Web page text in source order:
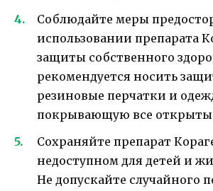
Соблюдайте меры
использовании препарата
защиты собственного
рекомендуется носить
резиновые перчатки и
покрывающую все
Сохраняйте препарат
недоступном для детей и
Не допускайте случайного